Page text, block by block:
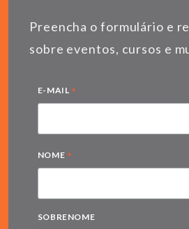
Preencha o formulário e
sobre eventos, cursos e
E-MAIL *
NOME *
SOBRENOME